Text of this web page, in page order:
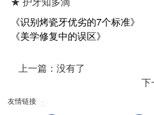
《识别烤瓷牙优劣的7个标准》
《美学修复中的误区》
上一篇：没有了
下
友情链接